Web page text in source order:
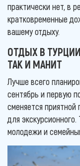
практически нет, в
кратковременные
вашему отдыху.
ОТДЫХ В
ТАК И МАНИТ
Лучше всего
сентябрь и первую
сменяется приятной
для
молодежи и